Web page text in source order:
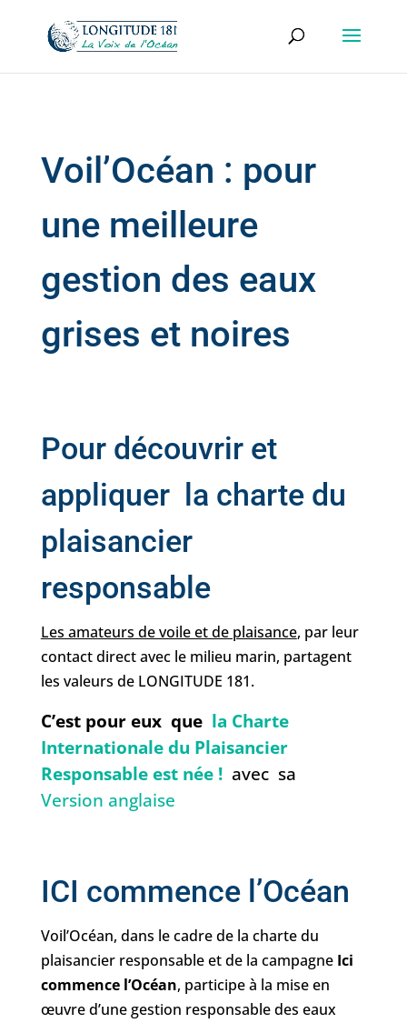
Voil’Océan : pour
une meilleure
gestion des eaux
grises et noires
Pour découvrir et
appliquer la charte du
plaisancier
responsable
Les amateurs de voile et de plaisance, par leur
contact direct avec le milieu marin, partagent
les valeurs de LONGITUDE 181.
C’est pour eux que la Charte
Internationale du Plaisancier
Responsable est née ! avec sa
Version anglaise
ICI commence l’Océan
Voil’Océan, dans le cadre de la charte du
plaisancier responsable et de la campagne Ici
commence l’Océan, participe à la mise en
œuvre d’une gestion responsable des eaux